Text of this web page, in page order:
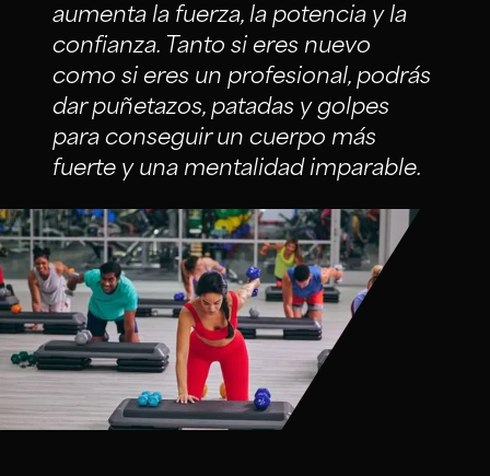
aumenta la fuerza, la potencia y la
confianza. Tanto si eres nuevo
como si eres un profesional, podrás
dar puñetazos, patadas y golpes
para conseguir un cuerpo más
fuerte y una mentalidad imparable.